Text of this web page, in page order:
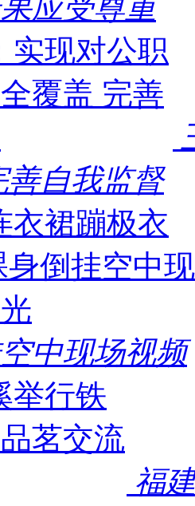
应受尊重
善自我监督
中现场视频
福